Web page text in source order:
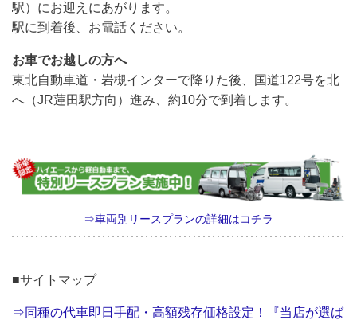
駅）にお迎えにあがります。
駅に到着後、お電話ください。
お車でお越しの方へ
東北自動車道・岩槻インターで降りた後、国道122号を北
へ（JR蓮田駅方向）進み、約10分で到着します。
⇒車両別リースプランの詳細はコチラ
■サイトマップ
⇒同種の代車即日手配・高額残存価格設定！『当店が選ば